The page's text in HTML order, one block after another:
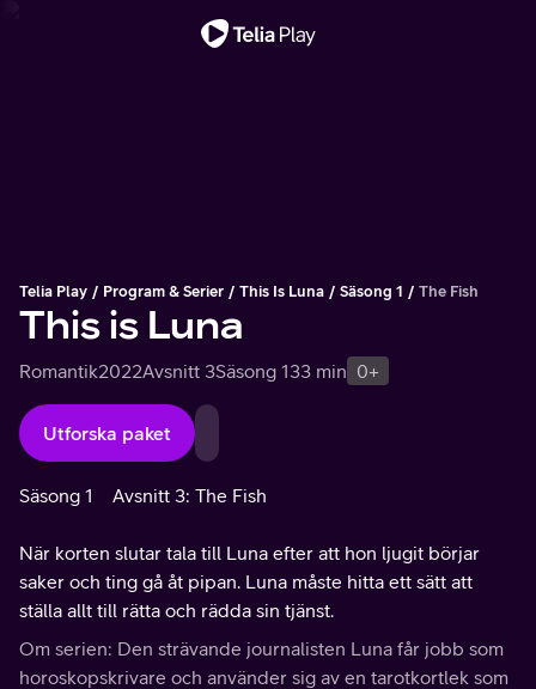
Telia Play Program & Serier This Is Luna Säsong 1 The Fish
This is Luna
Romantik2022Avsnitt 3Säsong 133 min 0+
Utforska paket
Säsong 1 Avsnitt 3: The Fish
När korten slutar tala till Luna efter att hon ljugit börjar
saker och ting gå åt pipan. Luna måste hitta ett sätt att
ställa allt till rätta och rädda sin tjänst.
Om serien: Den strävande journalisten Luna får jobb som
horoskopskrivare och använder sig av en tarotkortlek som